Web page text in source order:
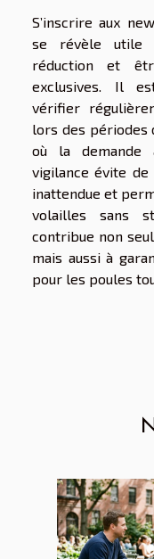
S’inscrire aux
se révèle utile
réduction et
exclusives. Il
vérifier
lors des périodes
où la demande
vigilance évite
inattendue et
volailles sans
contribue non
mais aussi à
pour les poules